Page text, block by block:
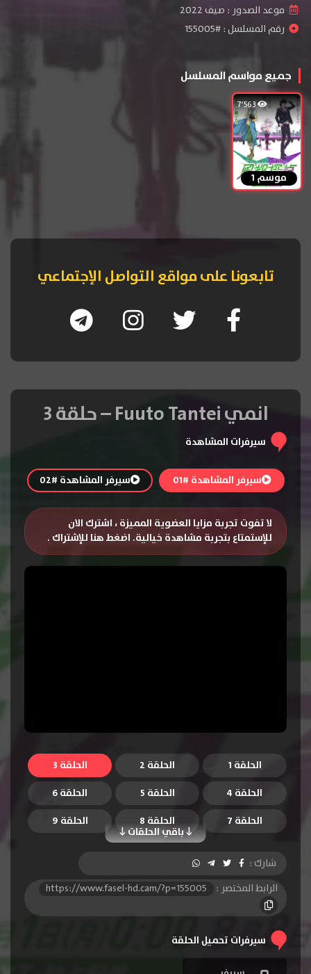
موعد الصدور : صيف 2022
رقم المسلسل : #155005
جميع مواسم المسلسل
7٬563
موسم 1
تابعونا على مواقع التواصل الإجتماعي
انمي Fuuto Tantei – حلقة 3
سيرفرات المشاهدة
سيرفر المشاهدة #01 سيرفر المشاهدة #02
لا تفوت تجربة مزايا العضوية المميزة ، اشترك الان
للإستمتاع بتجربة مشاهدة خيالية. اضغط هنا للإشتراك .
الحلقة 1 الحلقة 2
الحلقة 3
الحلقة 4
الحلقة 5 الحلقة 6
باقي الحلقات
الحلقة 7 الحلقة 8
الحلقة 9
شارك :
الرابط المختصر :
https://www.fasel-hd.cam/?p=155005
سيرفرات تحميل الحلقة